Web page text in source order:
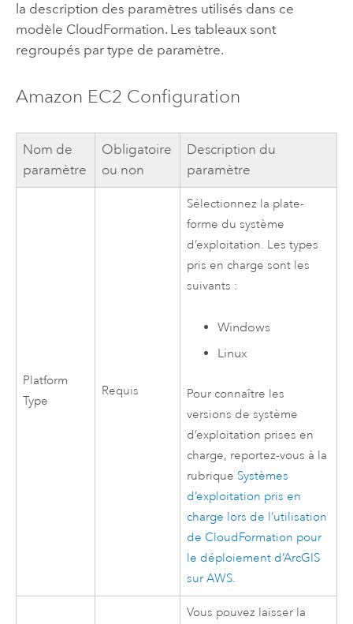
la description des paramètres utilisés dans ce
modèle CloudFormation. Les tableaux sont
regroupés par type de paramètre.
Amazon EC2 Configuration
Nom de
paramètre
Obligatoire
ou non
Description du
paramètre
Platform
Type
Requis
Sélectionnez la plate-
forme du système
d’exploitation. Les types
pris en charge sont les
suivants :
Windows
Linux
Pour connaître les
versions de système
d’exploitation prises en
charge, reportez-vous à la
rubrique Systèmes
d’exploitation pris en
charge lors de l’utilisation
de CloudFormation pour
le déploiement d’ArcGIS
surAWS.
Vous pouvez laisser la